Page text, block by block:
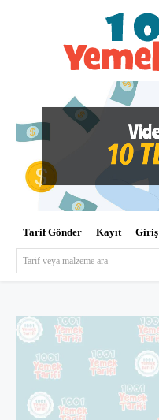
Tarif Gönder Kayıt Giriş
Tarif veya malzeme ara